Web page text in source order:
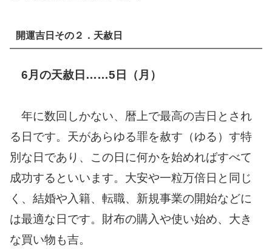
開運吉日その２．天赦日
6月の天赦日……5日（月）
年に数回しかない、暦上で最高の吉日とされ
る日です。天があらゆる罪を赦す（ゆる）す特
別な日であり、この日に何かを始めればすべて
成功するといいます。大安や一粒万倍日と同じ
く、結婚や入籍、転職、新規事業の開始などに
は最適な日です。財布の購入や使い始め、大き
な買い物も吉。